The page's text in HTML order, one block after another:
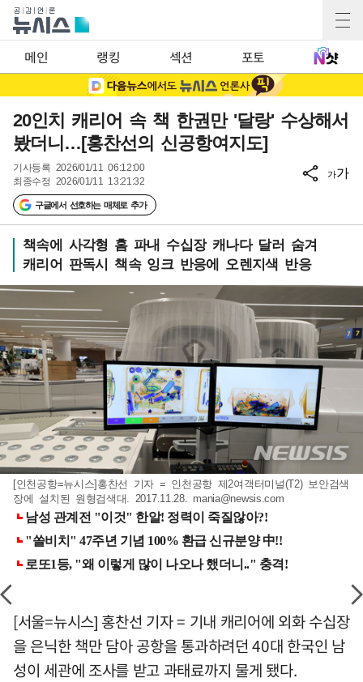
메인 랭킹 섹션 포토
20인치 캐리어 속 책 한권만 '달랑' 수상해서
봤더니…[홍찬선의 신공항여지도]
기사등록 2026/01/11 06:12:00
최종수정 2026/01/11 13:21:32
구글에서 선호하는 매체로 추가
가가
책속에 사각형 홈 파내 수십장 캐나다 달러 숨겨
캐리어 판독시 책속 잉크 반응에 오렌지색 반응
[인천공항=뉴시스]홍찬선 기자 = 인천공항 제2여객터미널(T2) 보안검색
장에 설치된 원형검색대. 2017.11.28. mania@newsis.com
[서울=뉴시스] 홍찬선 기자 = 기내 캐리어에 외화 수십장
을 은닉한 책만 담아 공항을 통과하려던 40대 한국인 남
성이 세관에 조사를 받고 과태료까지 물게 됐다.